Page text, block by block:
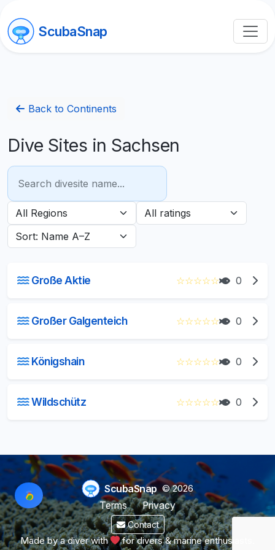
ScubaSnap
Back to Continents
Dive Sites in Sachsen
Große Aktie ☆☆☆☆☆ 0
Großer Galgenteich ☆☆☆☆☆ 0
Königshain ☆☆☆☆☆ 0
Wildschütz ☆☆☆☆☆ 0
ScubaSnap © 2026
Terms
Privacy
Contact
Made by a diver with for divers & marine enthusiasts.